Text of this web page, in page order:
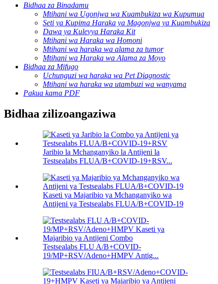
Bidhaa za Binadamu
Mtihani wa Ugonjwa wa Kuambukiza wa Kupumua
Seti ya Kupima Haraka ya Magonjwa ya Kuambukiza
Dawa ya Kulevya Haraka Kit
Mtihani wa Haraka wa Homoni
Mtihani wa haraka wa alama za tumor
Mtihani wa Haraka wa Alama za Moyo
Bidhaa za Mifugo
Uchunguzi wa haraka wa Pet Diagnostic
Mtihani wa haraka wa utambuzi wa wanyama
Pakua kama PDF
Bidhaa zilizoangaziwa
Jaribio la Mchanganyiko la Antijeni la
Testsealabs FLUA/B+COVID-19+RSV...
Kaseti ya Majaribio ya Mchanganyiko wa
Antijeni ya Testsealabs FLUA/B+COVID-19
Testsealabs FLU A/B+COVID-
19/MP+RSV/Adeno+HMPV Antig...